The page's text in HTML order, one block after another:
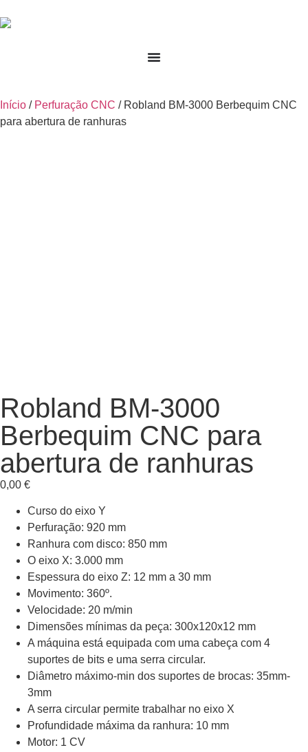
Início / Perfuração CNC / Robland BM-3000 Berbequim CNC
para abertura de ranhuras
Robland BM-3000
Berbequim CNC para
abertura de ranhuras
0,00 €
Curso do eixo Y
Perfuração: 920 mm
Ranhura com disco: 850 mm
O eixo X: 3.000 mm
Espessura do eixo Z: 12 mm a 30 mm
Movimento: 360º.
Velocidade: 20 m/min
Dimensões mínimas da peça: 300x120x12 mm
A máquina está equipada com uma cabeça com 4
suportes de bits e uma serra circular.
Diâmetro máximo-min dos suportes de brocas: 35mm-
3mm
A serra circular permite trabalhar no eixo X
Profundidade máxima da ranhura: 10 mm
Motor: 1 CV